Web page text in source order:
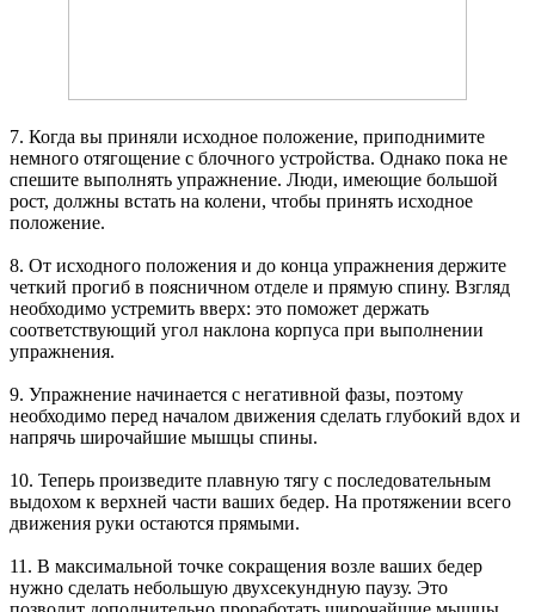
7. Когда вы приняли исходное положение, приподнимите
немного отягощение с блочного устройства. Однако пока не
спешите выполнять упражнение. Люди, имеющие большой
рост, должны встать на колени, чтобы принять исходное
положение.
8. От исходного положения и до конца упражнения держите
четкий прогиб в поясничном отделе и прямую спину. Взгляд
необходимо устремить вверх: это поможет держать
соответствующий угол наклона корпуса при выполнении
упражнения.
9. Упражнение начинается с негативной фазы, поэтому
необходимо перед началом движения сделать глубокий вдох и
напрячь широчайшие мышцы спины.
10. Теперь произведите плавную тягу с последовательным
выдохом к верхней части ваших бедер. На протяжении всего
движения руки остаются прямыми.
11. В максимальной точке сокращения возле ваших бедер
нужно сделать небольшую двухсекундную паузу. Это